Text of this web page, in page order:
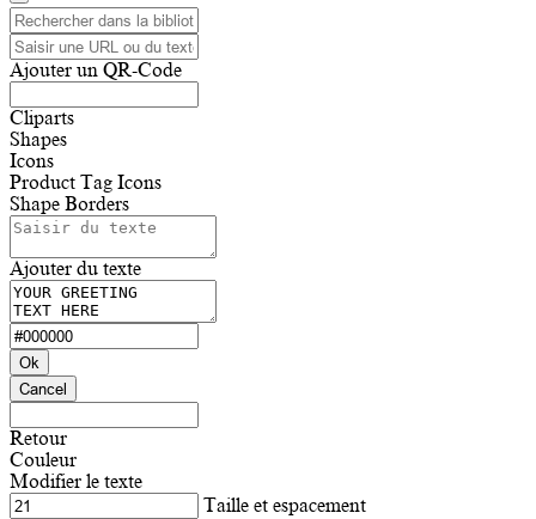
Ajouter un QR-Code
Cliparts
Shapes
Icons
Product Tag Icons
Shape Borders
Ajouter du texte
Ok
Cancel
Retour
Couleur
Modifier le texte
Taille et espacement